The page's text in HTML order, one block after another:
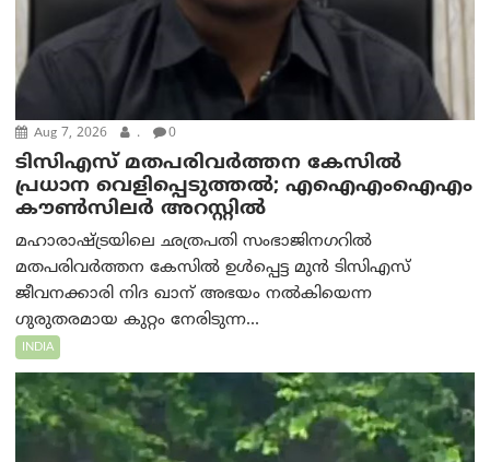
Aug 7, 2026 . 0
ടിസിഎസ് മതപരിവർത്തന കേസിൽ
പ്രധാന വെളിപ്പെടുത്തൽ; എഐഎംഐഎം
കൗൺസിലർ അറസ്റ്റിൽ
മഹാരാഷ്ട്രയിലെ ഛത്രപതി സംഭാജിനഗറിൽ
മതപരിവർത്തന കേസിൽ ഉൾപ്പെട്ട മുൻ ടിസിഎസ്
ജീവനക്കാരി നിദ ഖാന് അഭയം നൽകിയെന്ന
ഗുരുതരമായ കുറ്റം നേരിടുന്ന...
INDIA